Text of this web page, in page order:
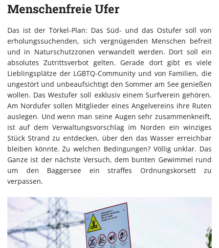
Menschenfreie Ufer
Das ist der Törkel-Plan: Das Süd- und das Ostufer soll von
erholungssuchenden, sich vergnügenden Menschen befreit
und in Naturschutzzonen verwandelt werden. Dort soll ein
absolutes Zutrittsverbot gelten. Gerade dort gibt es viele
Lieblingsplätze der LGBTQ-Community und von Familien, die
ungestört und unbeaufsichtigt den Sommer am See genießen
wollen. Das Westufer soll exklusiv einem Surfverein gehören.
Am Nordufer sollen Mitglieder eines Angelvereins ihre Ruten
auslegen. Und wenn man seine Augen sehr zusammenkneift,
ist auf dem Verwaltungsvorschlag im Norden ein winziges
Stück Strand zu entdecken, über den das Wasser erreichbar
bleiben könnte. Zu welchen Bedingungen? Völlig unklar. Das
Ganze ist der nächste Versuch, dem bunten Gewimmel rund
um den Baggersee ein straffes Ordnungskorsett zu
verpassen.